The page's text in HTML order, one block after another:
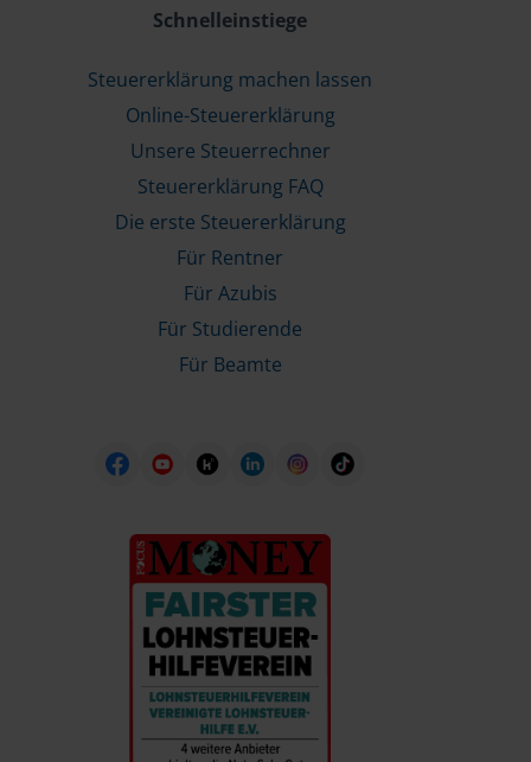
Schnelleinstiege
Steuererklärung machen lassen
Online-Steuererklärung
Unsere Steuerrechner
Steuererklärung FAQ
Die erste Steuererklärung
Für Rentner
Für Azubis
Für Studierende
Für Beamte